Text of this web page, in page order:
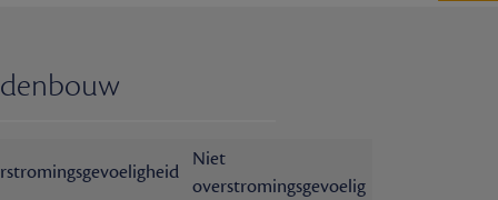
Niet
overstromingsgevoelig